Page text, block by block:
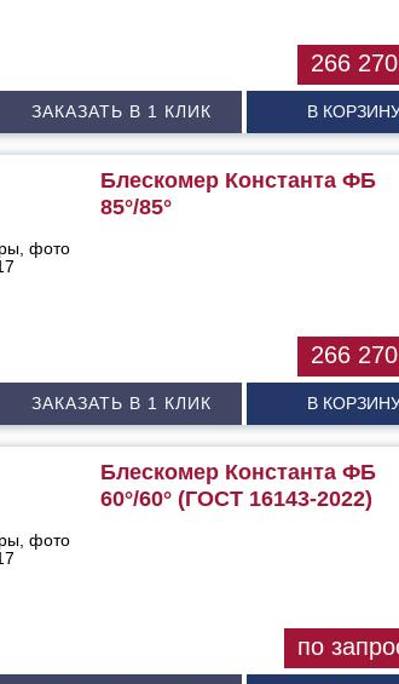
ЗАКАЗАТЬ В 1 КЛИК В
266
Блескомер Константа ФБ
85°/85°
ЗАКАЗАТЬ В 1 КЛИК В
266
Блескомер Константа ФБ
60°/60° (ГОСТ 16143-2022)
по